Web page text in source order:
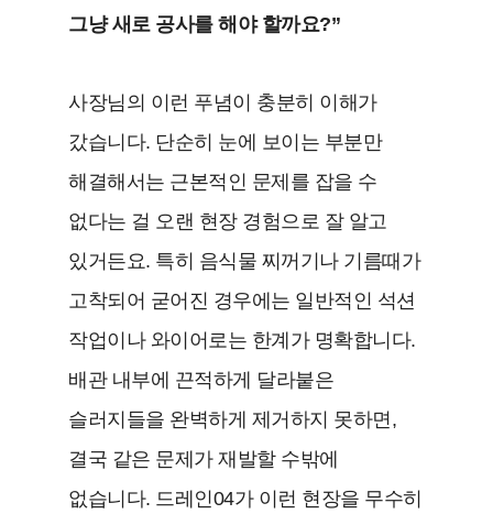
그냥 새로 공사를 해야 할까요?”
사장님의 이런 푸념이 충분히 이해가
갔습니다. 단순히 눈에 보이는 부분만
해결해서는 근본적인 문제를 잡을 수
없다는 걸 오랜 현장 경험으로 잘 알고
있거든요. 특히 음식물 찌꺼기나 기름때가
고착되어 굳어진 경우에는 일반적인 석션
작업이나 와이어로는 한계가 명확합니다.
배관 내부에 끈적하게 달라붙은
슬러지들을 완벽하게 제거하지 못하면,
결국 같은 문제가 재발할 수밖에
없습니다. 드레인04가 이런 현장을 무수히